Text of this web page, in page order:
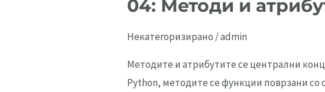
04: Методи и
Некатегоризирано /admin
Методите и атрибутите се централни
Python, методите се функции поврзани со